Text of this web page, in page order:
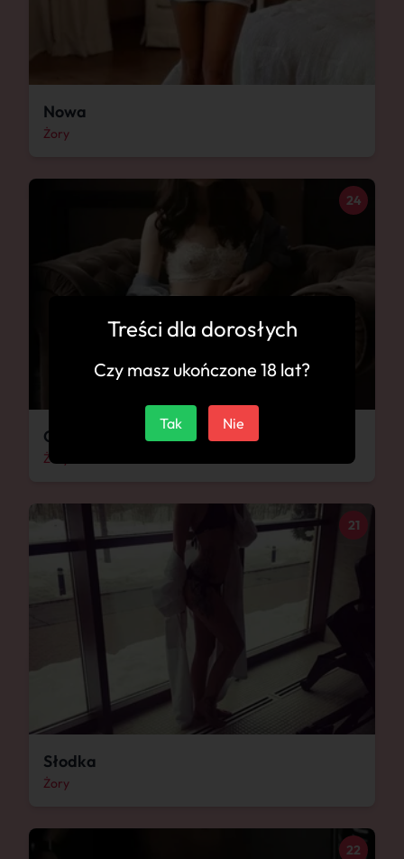
Nowa
Żory
24
Obciągnę
Żory
21
Słodka
Żory
22
Treści dla dorosłych
Czy masz ukończone 18 lat?
Tak Nie